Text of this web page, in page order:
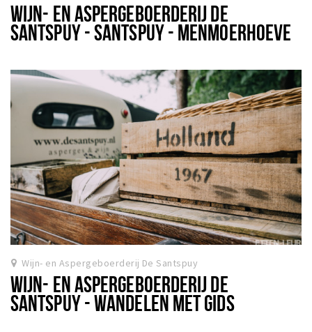
WIJN- EN ASPERGEBOERDERIJ DE
SANTSPUY - SANTSPUY - MENMOERHOEVE
Wijn- en Aspergeboerderij De Santspuy
WIJN- EN ASPERGEBOERDERIJ DE
SANTSPUY - WANDELEN MET GIDS